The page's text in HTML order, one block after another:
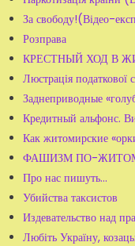
За свободу!(Відео-
Розправа
КРЕСТНЫЙ ХОД В
Люстрація
Заднеприводные
Кредитный альфонс.
Как житомирские
ФАШИЗМ ПО-
Про нас пишуть...
Убийства таксистов
Издевательство над
Любіть Україну,